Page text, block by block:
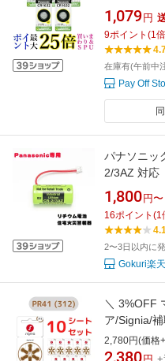
ン型 純正品
1,079 円
9ポイント (1
在庫有(午前中
Pay Off
パナソニッ
2/3AZ 対応
警報器 送料
1,800 円〜
16ポイント (1
2〜3日以内に
Gokuri楽
＼ 3%OFF
ア/Signia/
電池/デジタ
PR41(312)
2,780円(価格